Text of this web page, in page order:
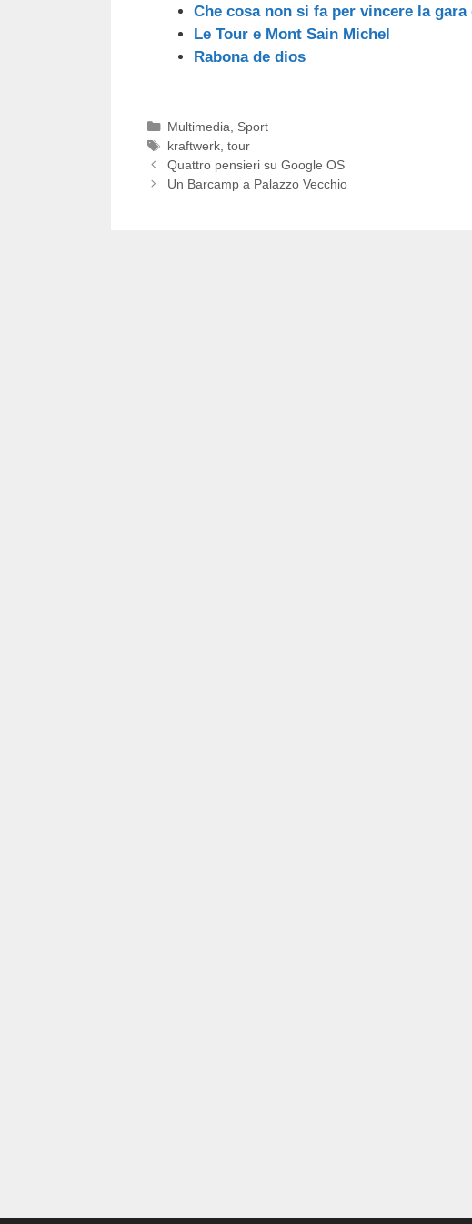
Che cosa non si fa per vincere la
Le Tour e Mont Sain Michel
Rabona de dios
Categorie
Multimedia
Sport
Tag
kraftwerk, tour
Quattro pensieri su Google OS
Un Barcamp a Palazzo Vecchio